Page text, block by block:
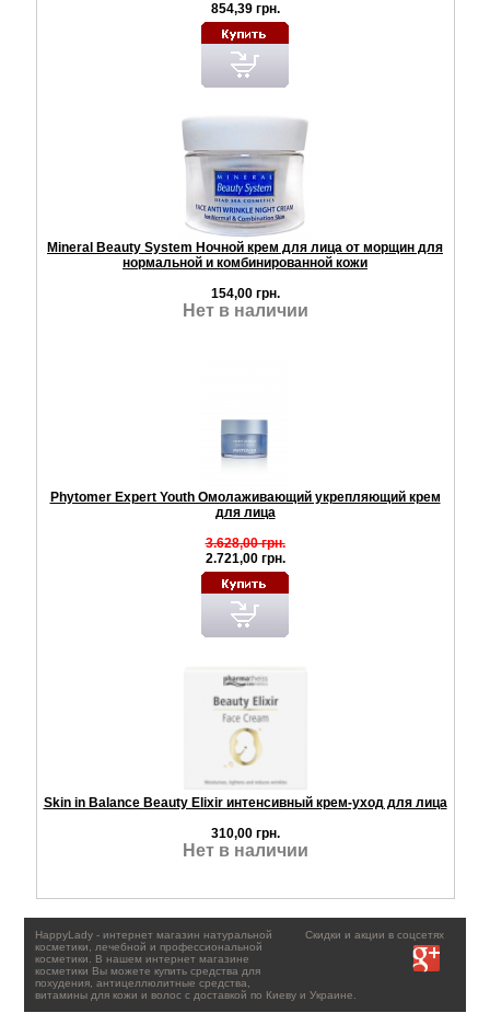
854,39 грн.
Mineral Beauty System Ночной крем для лица от морщин для
нормальной и комбинированной кожи
154,00 грн.
Нет в наличии
Phytomer Expert Youth Омолаживающий укрепляющий крем
для лица
3.628,00 грн.
2.721,00 грн.
Skin in Balance Beauty Elixir интенсивный крем-уход для лица
310,00 грн.
Нет в наличии
Скидки и акции в соцсетях
HappyLady - интернет магазин натуральной
косметики, лечебной и профессиональной
косметики. В нашем интернет магазине
косметики Вы можете купить средства для
похудения, антицеллюлитные средства,
витамины для кожи и волос с доставкой по Киеву и Украине.